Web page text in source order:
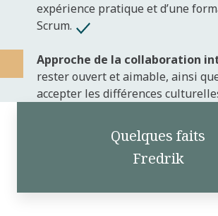
expérience pratique et d’une
Scrum.
Approche de la collaboration
rester ouvert et aimable, ainsi
accepter les différences
Quelques faits
Fredrik